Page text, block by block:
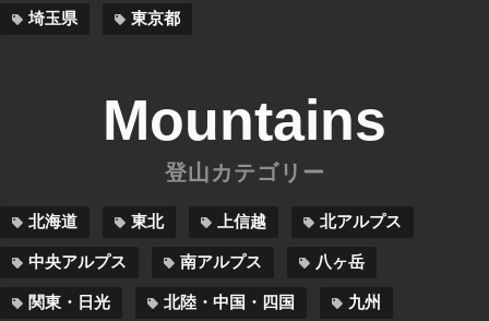
埼玉県 東京都
Mountains
登山カテゴリー
北海道 東北 上信越 北アルプス
中央アルプス 南アルプス 八ヶ岳
関東・日光 北陸・中国・四国 九州